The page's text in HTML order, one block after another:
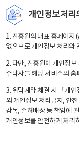
개인정보처리
1. 진흥원의 대표 홈페이
없으므로 개인정보 처리와
2. 다만, 진흥원이 개인정
수탁자를 해당 서비스의 홈
3. 위탁계약 체결 시 「개
외 개인정보 처리금지, 안
감독, 손해배상 등 책임에
개인정보를 안전하게 처리